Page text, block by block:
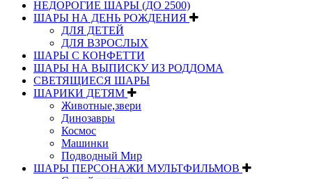
НЕДОРОГИЕ ШАРЫ (ДО 2500)
ШАРЫ НА ДЕНЬ РОЖДЕНИЯ
ДЛЯ ДЕТЕЙ
ДЛЯ ВЗРОСЛЫХ
ШАРЫ С КОНФЕТТИ
ШАРЫ НА ВЫПИСКУ ИЗ РОДДОМА
СВЕТЯЩИЕСЯ ШАРЫ
ШАРИКИ ДЕТЯМ
Животные,звери
Динозавры
Космос
Машинки
Подводный Мир
ШАРЫ ПЕРСОНАЖИ МУЛЬТФИЛЬМОВ